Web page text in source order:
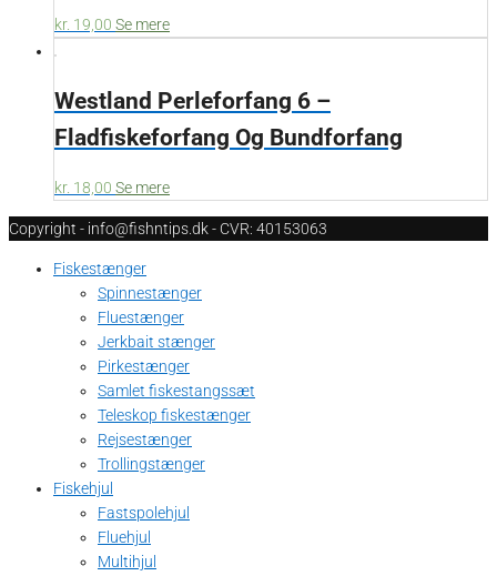
kr. 19,00 Se mere
Westland Perleforfang 6 –
Fladfiskeforfang Og Bundforfang
kr. 18,00 Se mere
Copyright - info@fishntips.dk - CVR: 40153063
Fiskestænger
Spinnestænger
Fluestænger
Jerkbait stænger
Pirkestænger
Samlet fiskestangssæt
Teleskop fiskestænger
Rejsestænger
Trollingstænger
Fiskehjul
Fastspolehjul
Fluehjul
Multihjul